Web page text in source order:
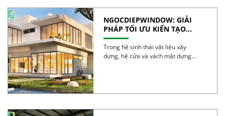
NGOCDIEPWINDOW: GIẢI
PHÁP TỐI ƯU KIẾN TẠO
CÔNG TRÌNH XANH
Trong hệ sinh thái vật liệu xây
dựng, hệ cửa và vách mặt dựng